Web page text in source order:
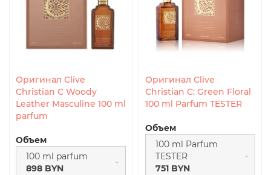
Оригинал Clive
Christian C Woody
Leather Masculine 100 ml
parfum
Объем
100 ml parfum
898 BYN
Оригинал Clive
Christian C: Green Floral
100 ml Parfum TESTER
Объем
100 ml Parfum
TESTER
751 BYN